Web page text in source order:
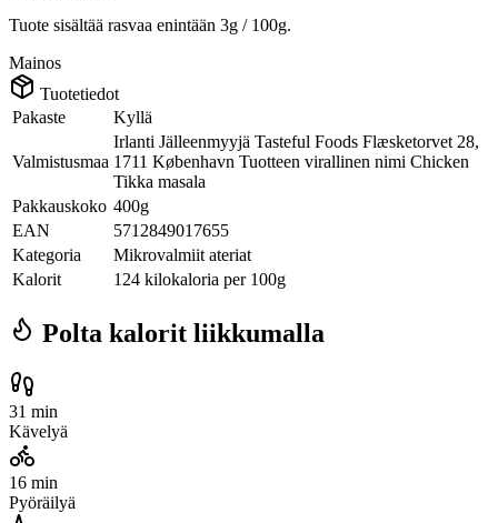
Tuote sisältää rasvaa enintään 3g / 100g.
Mainos
Tuotetiedot
Pakaste
Kyllä
Valmistusmaa
Irlanti Jälleenmyyjä Tasteful Foods Flæsketorvet 28,
1711 København Tuotteen virallinen nimi Chicken
Tikka masala
Pakkauskoko 400g
EAN
5712849017655
Kategoria
Mikrovalmiit ateriat
Kalorit
124 kilokaloria per 100g
Polta kalorit liikkumalla
31 min
Kävelyä
16 min
Pyöräilyä